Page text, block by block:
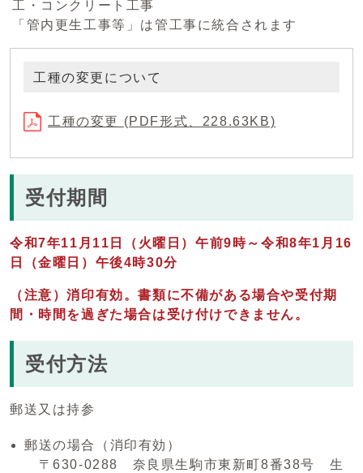
工・コンクリート工事
「管内更生工事等」は管工事に統合されます
工種の変更について
工種の変更 (PDF形式、228.63KB)
受付期間
令和7年11月11日（火曜日）午前9時～令和8年1月16
日（金曜日）午後4時30分
（注意）消印有効。書類に不備がある場合や受付期
間・時間を過ぎた場合は受け付けできません。
受付方法
郵送又は持参
郵送の場合（消印有効）
〒630-0288 奈良県生駒市東新町8番38号 生